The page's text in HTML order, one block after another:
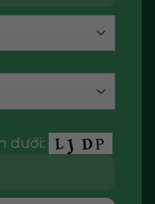
dưới: